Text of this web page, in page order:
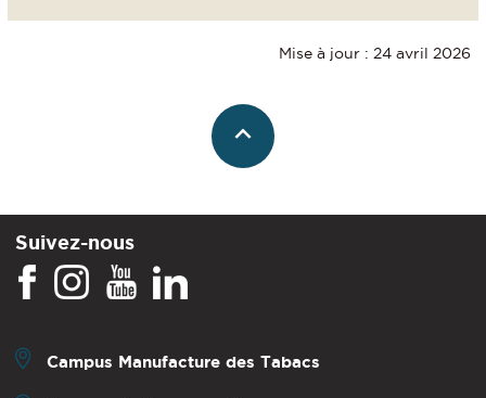
Mise à jour : 24 avril 2026
Suivez-nous
Campus Manufacture des Tabacs